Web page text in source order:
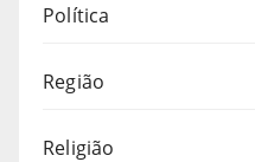
Política
Região
Religião